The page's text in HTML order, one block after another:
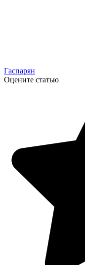
Гаспарян
Оцените статью